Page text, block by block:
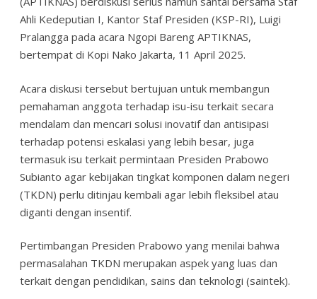
Ahli Kedeputian I, Kantor Staf Presiden (KSP-RI), Luigi
Pralangga pada acara Ngopi Bareng APTIKNAS,
bertempat di Kopi Nako Jakarta, 11 April 2025.
Acara diskusi tersebut bertujuan untuk membangun
pemahaman anggota terhadap isu-isu terkait secara
mendalam dan mencari solusi inovatif dan antisipasi
terhadap potensi eskalasi yang lebih besar, juga
termasuk isu terkait permintaan Presiden Prabowo
Subianto agar kebijakan tingkat komponen dalam negeri
(TKDN) perlu ditinjau kembali agar lebih fleksibel atau
diganti dengan insentif.
Pertimbangan Presiden Prabowo yang menilai bahwa
permasalahan TKDN merupakan aspek yang luas dan
terkait dengan pendidikan, sains dan teknologi (saintek).